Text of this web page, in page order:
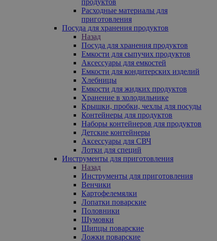
Расходные материалы для
приготовления
Посуда для хранения продуктов
Назад
Посуда для хранения продуктов
Емкости для сыпучих продуктов
Аксессуары для емкостей
Емкости для кондитерских изделий
Хлебницы
Емкости для жидких продуктов
Хранение в холодильнике
Крышки, пробки, чехлы для посуды
Контейнеры для продуктов
Наборы контейнеров для продуктов
Детские контейнеры
Аксессуары для СВЧ
Лотки для специй
Инструменты для приготовления
Назад
Инструменты для приготовления
Венчики
Картофелемялки
Лопатки поварские
Половники
Шумовки
Щипцы поварские
Ложки поварские